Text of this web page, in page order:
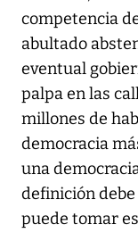
competencia
abultado
eventual
palpa en las
millones de
democracia
una
definición
puede tomar